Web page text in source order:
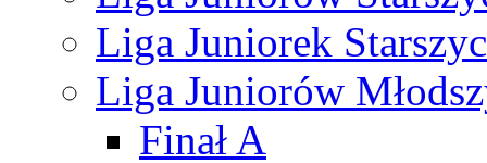
Liga Juniorek
Liga Juniorów
Finał A